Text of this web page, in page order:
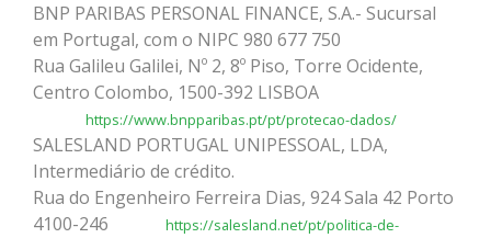
BNP PARIBAS PERSONAL FINANCE, S.A.- Sucursal
em Portugal, com o NIPC 980 677 750
Rua Galileu Galilei, Nº 2, 8º Piso, Torre Ocidente,
Centro Colombo, 1500-392 LISBOA
https://www.bnpparibas.pt/pt/protecao-dados/
SALESLAND PORTUGAL UNIPESSOAL, LDA,
Intermediário de crédito.
Rua do Engenheiro Ferreira Dias, 924 Sala 42 Porto
4100-246
https://salesland.net/pt/politica-de-